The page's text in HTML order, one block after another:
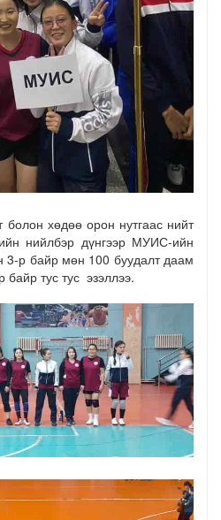
хөдөө орон нутгаас нийт
нийлбэр дүнгээр МУИС-ийн
3-р байр мөн 100 буудалт даам
тус тус эзэллээ.